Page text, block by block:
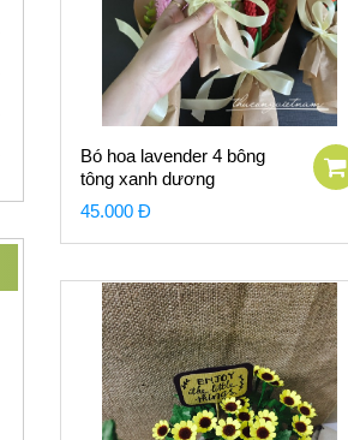
Bó hoa lavender 4 bông
tông xanh dương
45.000 Đ